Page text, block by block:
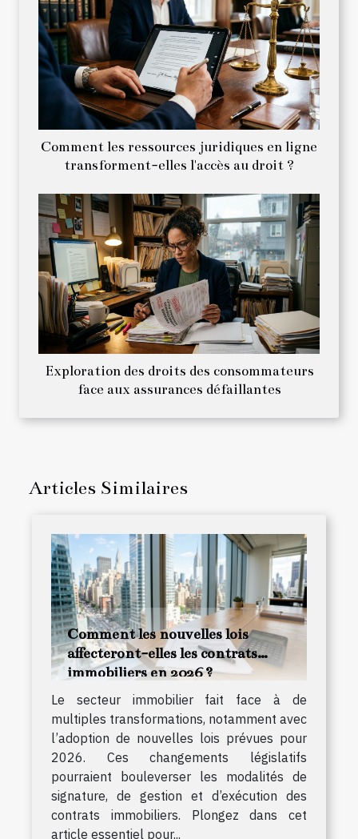
Comment les ressources juridiques en ligne
transforment-elles l'accès au droit ?
Exploration des droits des consommateurs
face aux assurances défaillantes
Articles Similaires
Comment les nouvelles lois
affecteront-elles les contrats
immobiliers en 2026 ?
Le secteur immobilier fait face à de
multiples transformations, notamment avec
l’adoption de nouvelles lois prévues pour
2026. Ces changements législatifs
pourraient bouleverser les modalités de
signature, de gestion et d’exécution des
contrats immobiliers. Plongez dans cet
article essentiel pour...